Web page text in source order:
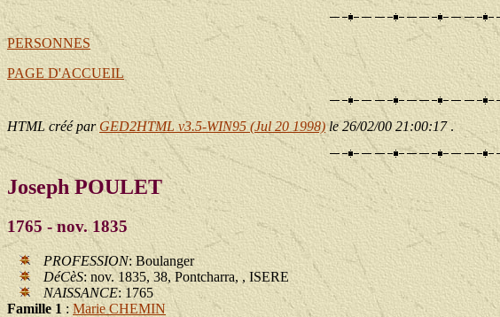
PERSONNES
PAGE D'ACCUEIL
HTML créé parGED2HTML v3.5-WIN95 (Jul 20 1998)le 26/02/00 21:00:17 .
Joseph POULET
1765 - nov. 1835
PROFESSION: Boulanger
DéCèS: nov. 1835, 38, Pontcharra, , ISERE
NAISSANCE: 1765
Famille 1 : Marie CHEMIN